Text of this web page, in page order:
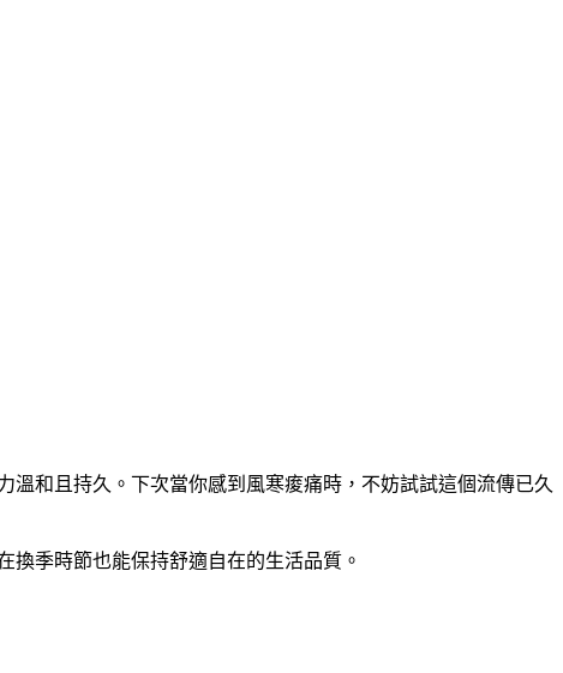
和且持久。下次當你感到風寒痠痛時，不妨試試這個流傳已久
換季時節也能保持舒適自在的生活品質。